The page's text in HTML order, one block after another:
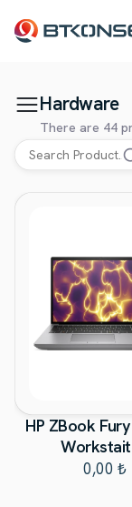
Ne
Hardware
There are 44
HP ZBook
0,00 ₺